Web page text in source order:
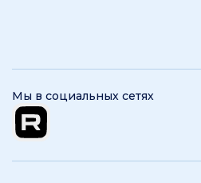
Мы в социальных сетях